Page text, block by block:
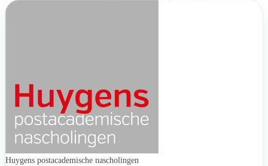
Huygens postacademische nascholingen